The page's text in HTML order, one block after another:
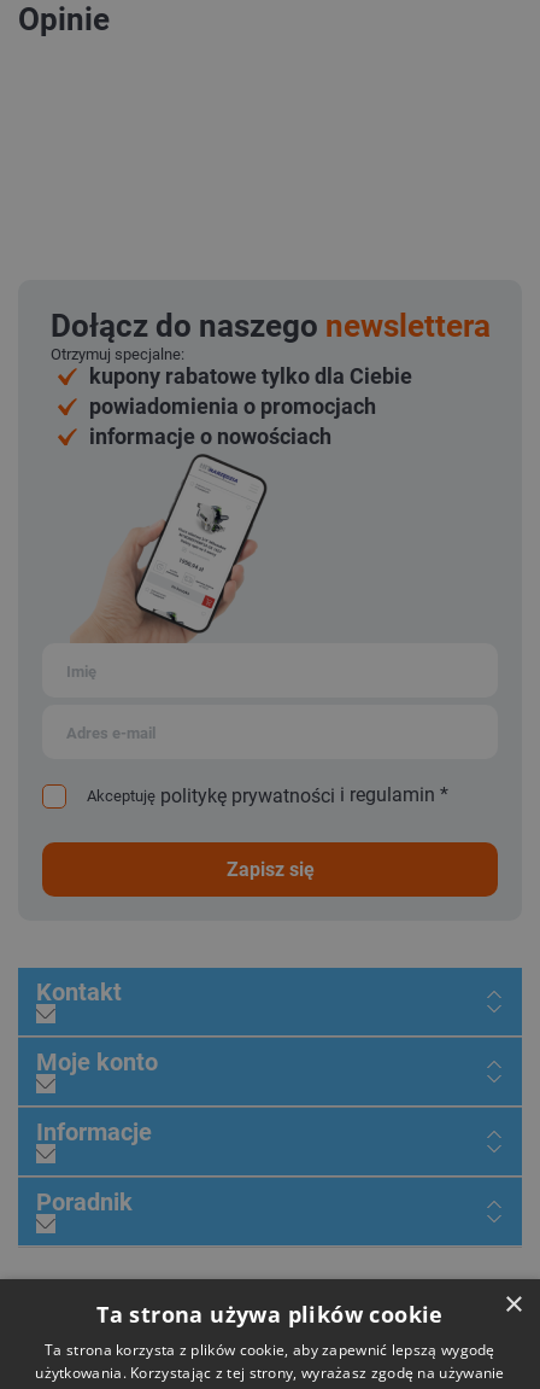
Opinie
Dołącz do naszego newslettera
Otrzymuj specjalne:
kupony rabatowe tylko dla Ciebie
powiadomienia o promocjach
informacje o nowościach
Akceptuję politykę prywatności i regulamin *
zapisz się
Kontakt
Moje konto
Informacje
Poradnik
×
Ta strona używa plików cookie
Ta strona korzysta z plików cookie, aby zapewnić lepszą wygodę
użytkowania. Korzystając z tej strony, wyrażasz zgodę na używanie